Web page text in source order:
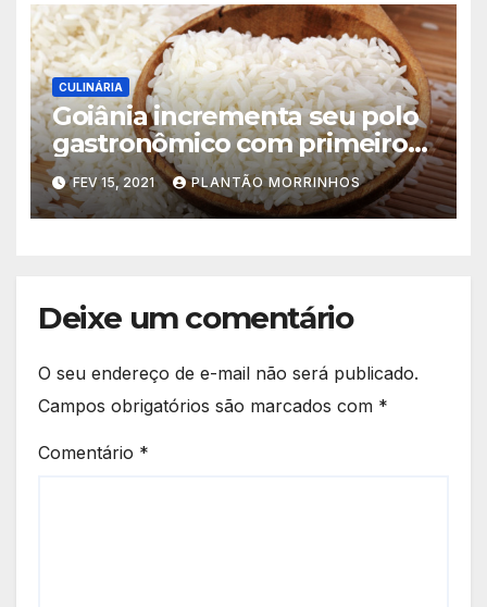
CULINÁRIA
Goiânia incrementa seu polo
gastronômico com primeiro
Restobier da cidade, com
itens exclusivos
FEV 15, 2021 PLANTÃO MORRINHOS
Deixe um comentário
O seu endereço de e-mail não será publicado.
Campos obrigatórios são marcados com *
Comentário *